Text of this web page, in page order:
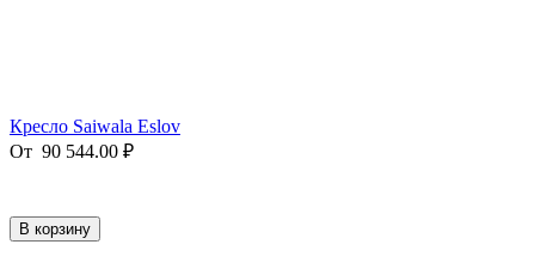
Кресло Saiwala Eslov
От 90 544.00 ₽
В корзину